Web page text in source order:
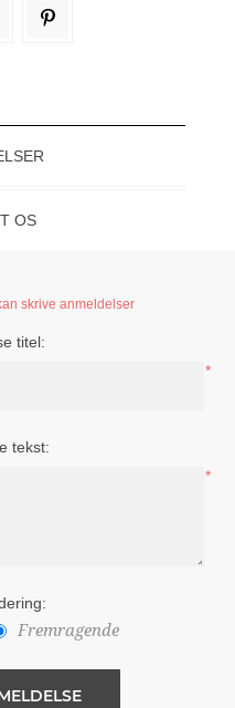
OS
skrive anmeldelser
titel:
*
tekst:
*
Fremragende